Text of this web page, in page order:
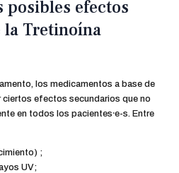
posibles efectos
la Tretinoína
los medicamentos a base de
ciertos efectos secundarios que no
en todos los pacientes⸱e-s. Entre
;
UV;